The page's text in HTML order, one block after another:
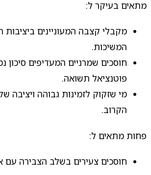
מתאים בעיקר ל:
מקבלי קצבה המעוניינים
המשיכות.
חוסכים שמרניים המעדיפים סיכון
פוטנציאל תשואה.
מי שזקוק לזמינות גבוהה ויציבה
הקרוב.
פחות מתאים ל:
חוסכים צעירים בשלב הצבירה